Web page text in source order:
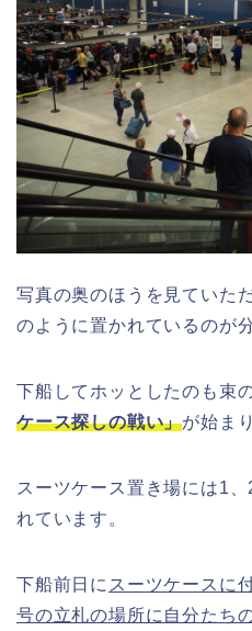
写真の奥のほうを見ていた
のように置かれているのが
下船してホッとしたのも束
ケース探しの戦い」が始ま
スーツケース置き場には1
れています。
下船前日に スーツケースに
号の立札の場所に自分たち